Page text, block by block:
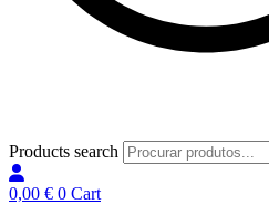
Products search
0,00 € 0 Cart